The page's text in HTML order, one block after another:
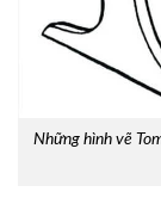
Những hình vẽ